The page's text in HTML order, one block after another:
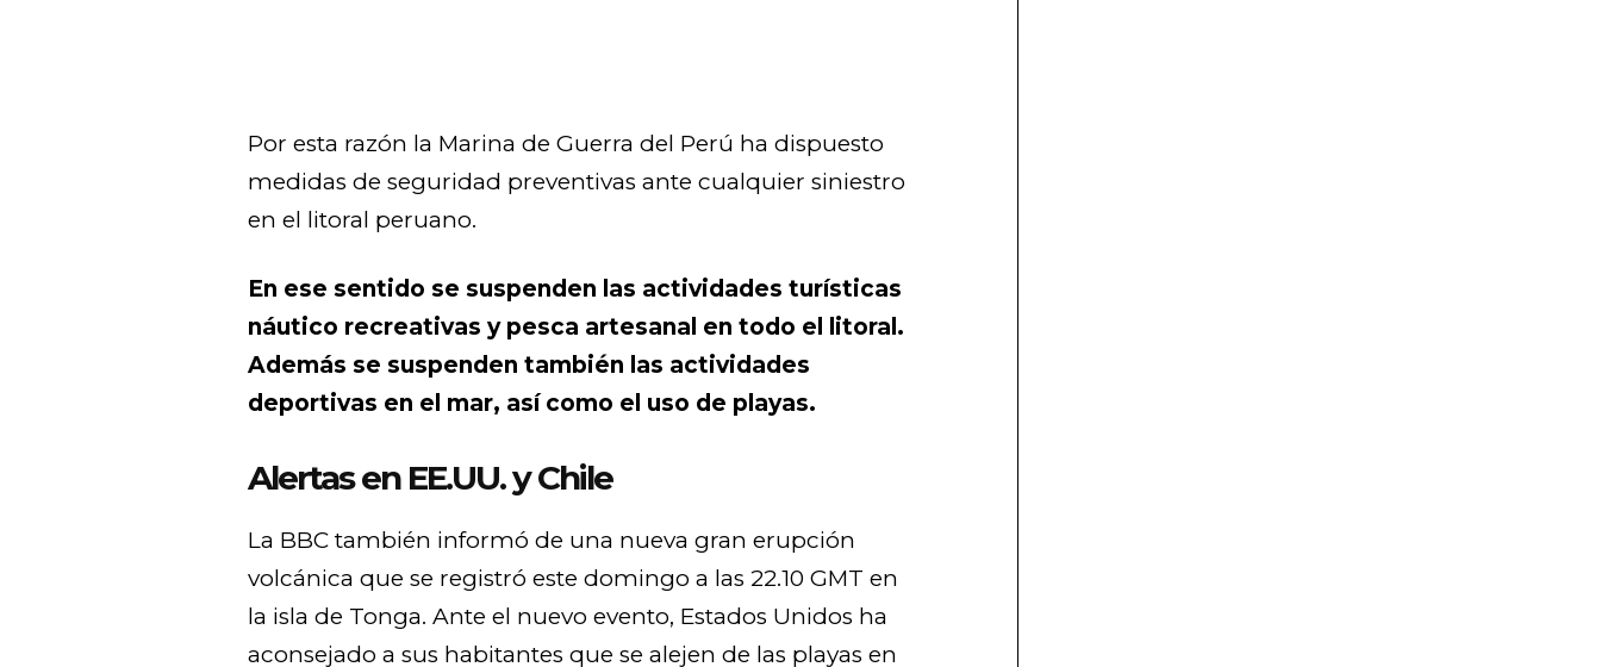
Por esta razón la Marina de Guerra del Perú ha dispuesto
medidas de seguridad preventivas ante cualquier siniestro
en el litoral peruano.
En ese sentido se suspenden las actividades turísticas
náutico recreativas y pesca artesanal en todo el litoral.
Además se suspenden también las actividades
deportivas en el mar, así como el uso de playas.
Alertas en EE.UU. y Chile
La BBC también informó de una nueva gran erupción
volcánica que se registró este domingo a las 22.10 GMT en
la isla de Tonga. Ante el nuevo evento, Estados Unidos ha
aconsejado a sus habitantes que se alejen de las playas en